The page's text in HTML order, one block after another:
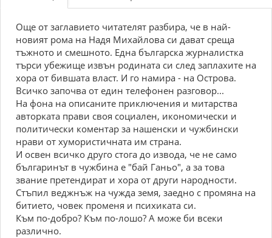
Още от заглавието читателят разбира, че в най-
новият рома на Надя Михайлова си дават среща
тъжното и смешното. Една българска журналистка
търси убежище извън родината си след заплахите на
хора от бившата власт. И го намира - на Острова.
Всичко започва от един телефонен разговор...
На фона на описаните приключения и митарства
авторката прави своя социален, икономически и
политически коментар за нашенски и чужбински
нрави от хумористичната им страна.
И освен всичко друго стога до извода, че не само
българинът в чужбина е "бай Ганьо", а за това
звание претендират и хора от други народности.
Стъпил веджнъж на чужда земя, заедно с промяна на
битието, човек променя и психиката си.
Към по-добро? Към по-лошо? А може би всеки
различно.